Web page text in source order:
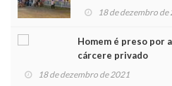
Noel 18 de dezembro de
Homem é preso por
cárcere privado
18 de dezembro de 2021